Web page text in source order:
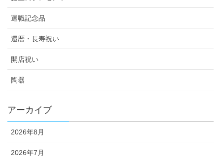
退職記念品
還暦・長寿祝い
開店祝い
陶器
アーカイブ
2026年8月
2026年7月